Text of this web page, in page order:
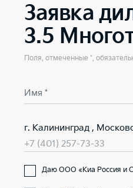
Заявка
3.5
Поля, отмеченные *,
Имя *
г. Калининград ,
+7 (401) 257-73-33
Даю ООО «Киа Россия и